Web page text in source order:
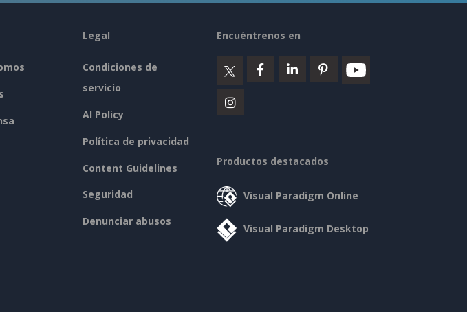
Legal
Condiciones de
servicio
AI Policy
Política de privacidad
Content Guidelines
Seguridad
Denunciar abusos
Encuéntrenos en
Productos destacados
Visual Paradigm Online
Visual Paradigm Desktop